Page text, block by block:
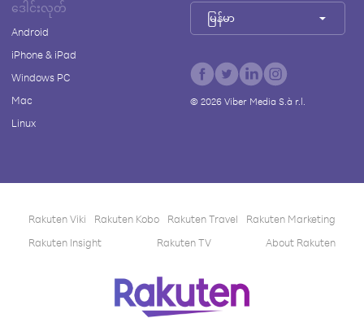
ဒေါင်းလုတ်
Android
iPhone & iPad
Windows PC
Mac
Linux
မြန်မာ
© 2026Viber Media S.à r.l.
Rakuten Viki Rakuten Kobo Rakuten Travel
Rakuten Marketing
Rakuten Insight
Rakuten TV About Rakuten